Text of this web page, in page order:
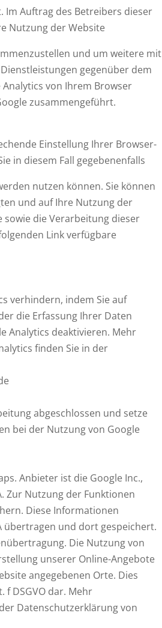
Im Auftrag des Betreibers dieser
Nutzung der Website
und um weitere mit
gegenüber dem
von Ihrem Browser
zusammengeführt.
Einstellung Ihrer Browser-
in diesem Fall gegebenenfalls
nutzen können. Sie können
und auf Ihre Nutzung der
sowie die Verarbeitung dieser
Link verfügbare
verhindern, indem Sie auf
die Erfassung Ihrer Daten
Analytics deaktivieren. Mehr
finden Sie in der
abgeschlossen und setze
bei der Nutzung von Google
Anbieter ist die Google Inc.,
Zur Nutzung der Funktionen
Diese Informationen
übertragen und dort gespeichert.
Die Nutzung von
unserer Online-Angebote
angegebenen Orte. Dies
f DSGVO dar. Mehr
Datenschutzerklärung von